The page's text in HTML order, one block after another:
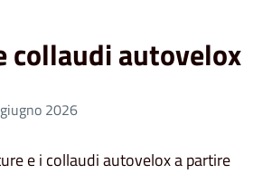
collaudi autovelox
2026
e i collaudi autovelox a partire